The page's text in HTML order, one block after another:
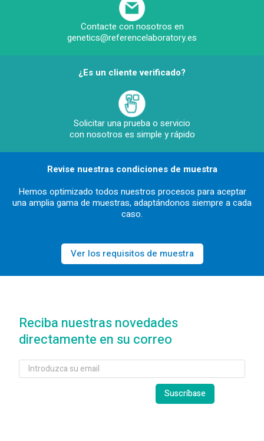
Contacte con nosotros en
genetics@referencelaboratory.es
¿Es un cliente verificado?
Solicitar una prueba o servicio
con nosotros es simple y rápido
Revise nuestras condiciones de muestra
Hemos optimizado todos nuestros procesos para aceptar
una amplia gama de muestras, adaptándonos siempre a cada
caso.
Ver los requisitos de muestra
Reciba nuestras novedades
directamente en su correo